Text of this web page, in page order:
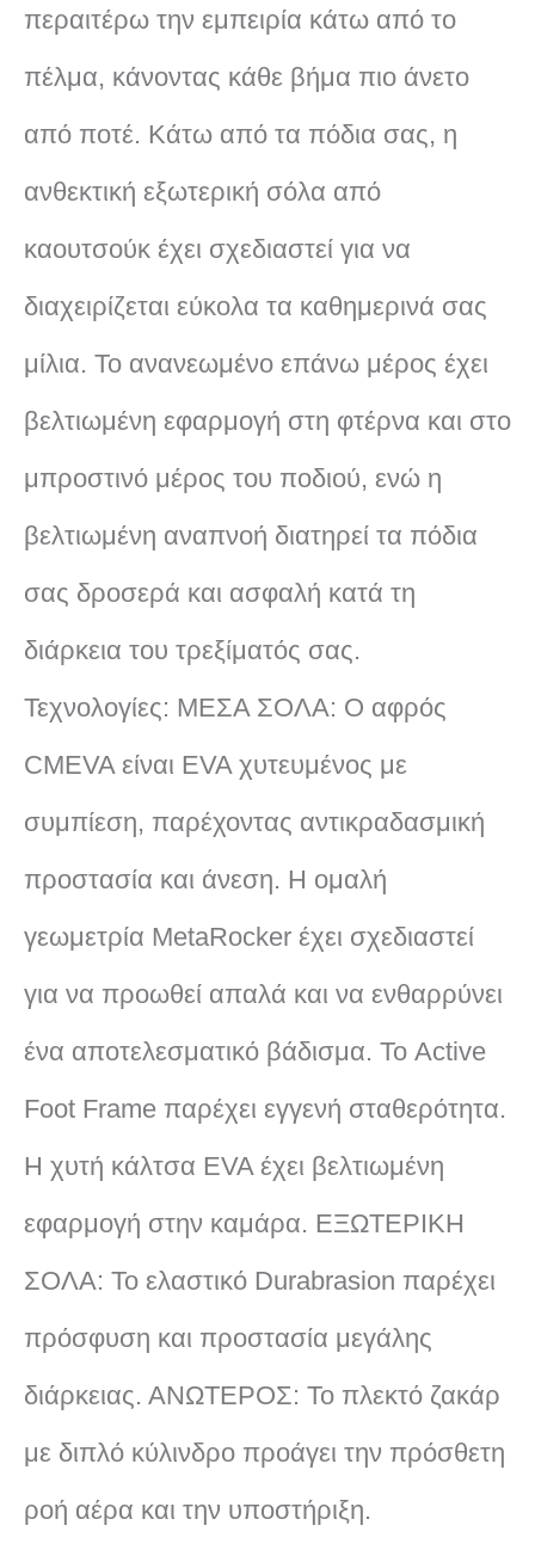
περαιτέρω την εμπειρία κάτω από το
πέλμα, κάνοντας κάθε βήμα πιο άνετο
από ποτέ. Κάτω από τα πόδια σας, η
ανθεκτική εξωτερική σόλα από
καουτσούκ έχει σχεδιαστεί για να
διαχειρίζεται εύκολα τα καθημερινά σας
μίλια. Το ανανεωμένο επάνω μέρος έχει
βελτιωμένη εφαρμογή στη φτέρνα και στο
μπροστινό μέρος του ποδιού, ενώ η
βελτιωμένη αναπνοή διατηρεί τα πόδια
σας δροσερά και ασφαλή κατά τη
διάρκεια του τρεξίματός σας.
Τεχνολογίες: ΜΕΣΑ ΣΟΛΑ: Ο αφρός
CMEVA είναι EVA χυτευμένος με
συμπίεση, παρέχοντας αντικραδασμική
προστασία και άνεση. Η ομαλή
γεωμετρία MetaRocker έχει σχεδιαστεί
για να προωθεί απαλά και να ενθαρρύνει
ένα αποτελεσματικό βάδισμα. Το Active
Foot Frame παρέχει εγγενή σταθερότητα.
Η χυτή κάλτσα EVA έχει βελτιωμένη
εφαρμογή στην καμάρα. ΕΞΩΤΕΡΙΚΗ
ΣΟΛΑ: Το ελαστικό Durabrasion παρέχει
πρόσφυση και προστασία μεγάλης
διάρκειας. ΑΝΩΤΕΡΟΣ: Το πλεκτό ζακάρ
με διπλό κύλινδρο προάγει την πρόσθετη
ροή αέρα και την υποστήριξη.